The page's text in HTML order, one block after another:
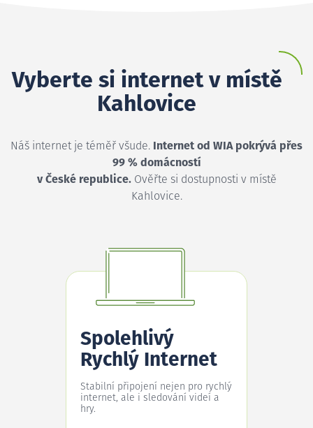
Vyberte si internet v místě
Kahlovice
Náš internet je téměř všude. Internet od WIA pokrývá přes
99 % domácností
v České republice.Ověřte si dostupnosti v místě
Kahlovice.
Spolehlivý
Rychlý Internet
Stabilní připojení nejen pro rychlý
internet, ale i sledování videí a
hry.